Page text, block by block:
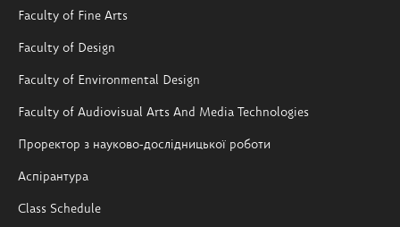
Faculty of Fine Arts
Faculty of Design
Faculty of Environmental Design
Faculty of Audiovisual Arts And Media Technologies
Проректор з науково-дослідницької роботи
Аспірантура
Class Schedule